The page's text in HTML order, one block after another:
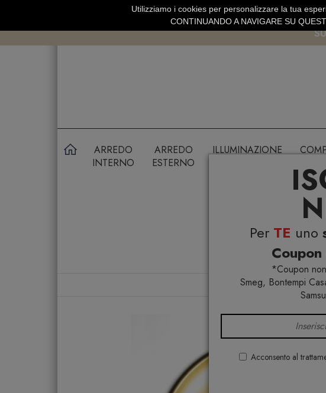
Per TE uno
*Coupon
Smeg, Bontempi
Acconsento al
SPEDIZIONE GRATUITA SOPRA 99 EURO
ARREDO
INTERNO
ARREDO
ESTERNO
ILLUMINAZIONE
Home Tavola
Utilizziamo i cookies per personalizzare la tua
CONTINUANDO A NAVIGARE SU